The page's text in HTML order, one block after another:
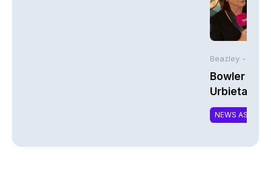
Beazley -
Bowler
Urbieta |
NEWS